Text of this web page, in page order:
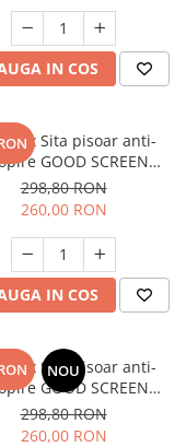
IN COS
12 x Sita pisoar anti-
GOOD SCREEN
60+, Melon
298,80 RON
260,00 RON
IN COS
NOU
12 x Sita pisoar anti-
GOOD SCREEN
60+, Ice Mint
298,80 RON
260,00 RON